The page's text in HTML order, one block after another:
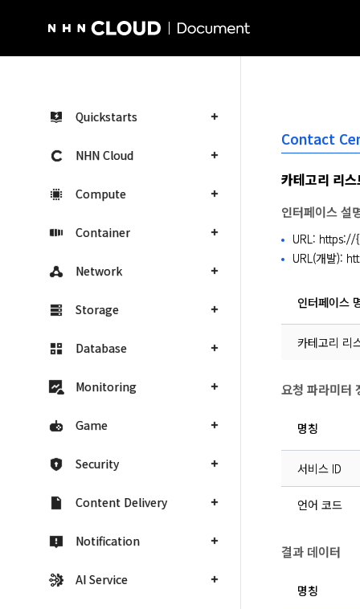
Quickstarts
NHN Cloud
Compute
Container
Network
Storage
Database
Monitoring
Game
Security
Content Delivery
Notification
AI Service
Contact
카테고리 리
인터페이스 설
URL:
URL(개발):
인터페이스
카테고리 리
요청 파라미터
명칭
서비스 ID
언어 코드
결과 데이터
명칭